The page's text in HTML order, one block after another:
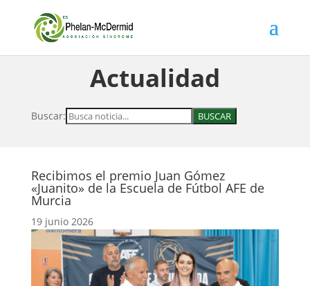
Actualidad
Buscar:
Recibimos el premio Juan Gómez
«Juanito» de la Escuela de Fútbol AFE de
Murcia
19 junio 2026